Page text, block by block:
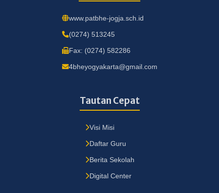
www.patbhe-jogja.sch.id
(0274) 513245
Fax: (0274) 582286
4bheyogyakarta@gmail.com
Tautan Cepat
Visi Misi
Daftar Guru
Berita Sekolah
Digital Center